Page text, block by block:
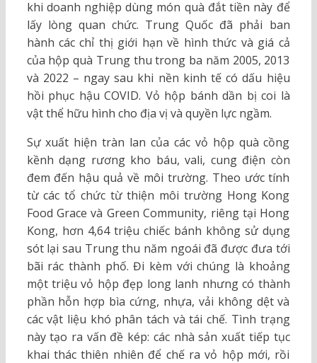
khi doanh nghiệp dùng món quà đắt tiền này để
lấy lòng quan chức. Trung Quốc đã phải ban
hành các chỉ thị giới hạn về hình thức và giá cả
của hộp quà Trung thu trong ba năm 2005, 2013
và 2022 – ngay sau khi nền kinh tế có dấu hiệu
hồi phục hậu COVID. Vỏ hộp bánh dần bị coi là
vật thể hữu hình cho địa vị và quyền lực ngầm.
Sự xuất hiện tràn lan của các vỏ hộp quà cồng
kềnh dạng rương kho báu, vali, cung điện còn
đem đến hậu quả về môi trường. Theo ước tính
từ các tổ chức từ thiện môi trường Hong Kong
Food Grace và Green Community, riêng tại Hong
Kong, hơn 4,64 triệu chiếc bánh không sử dụng
sót lại sau Trung thu năm ngoái đã được đưa tới
bãi rác thành phố. Đi kèm với chúng là khoảng
một triệu vỏ hộp đẹp long lanh nhưng có thành
phần hỗn hợp bìa cứng, nhựa, vải không dệt và
các vật liệu khó phân tách và tái chế. Tình trạng
này tạo ra vấn đề kép: các nhà sản xuất tiếp tục
khai thác thiên nhiên để chế ra vỏ hộp mới, rồi